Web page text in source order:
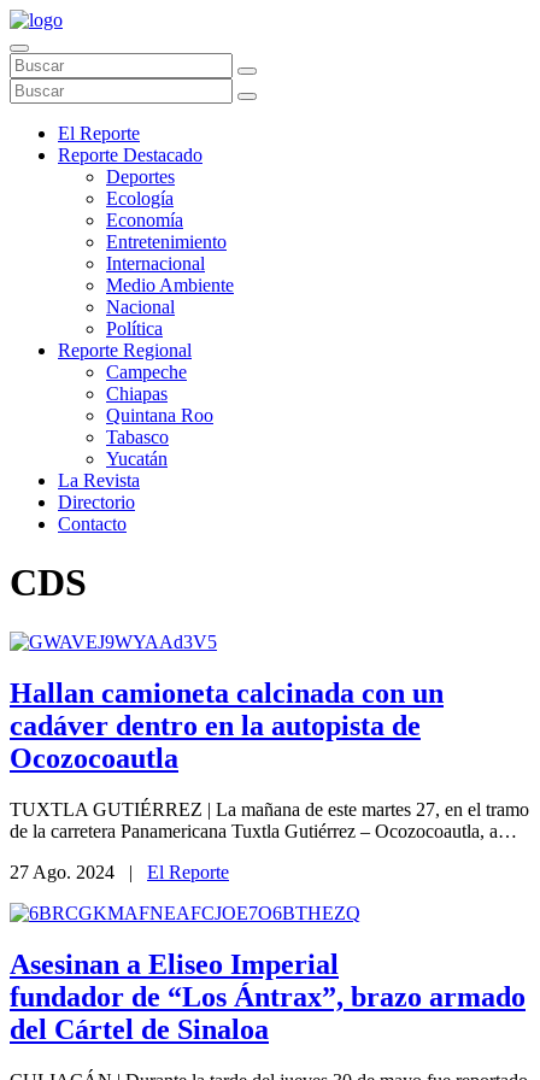
El Reporte
Reporte Destacado
Deportes
Ecología
Economía
Entretenimiento
Internacional
Medio Ambiente
Nacional
Política
Reporte Regional
Campeche
Chiapas
Quintana Roo
Tabasco
Yucatán
La Revista
Directorio
Contacto
CDS
Hallan camioneta calcinada con un
cadáver dentro en la autopista de
Ocozocoautla
TUXTLA GUTIÉRREZ | La mañana de este martes 27, en el tramo
de la carretera Panamericana Tuxtla Gutiérrez – Ocozocoautla, a…
27 Ago. 2024 | El Reporte
Asesinan a Eliseo Imperial
fundador de “Los Ántrax”, brazo armado
del Cártel de Sinaloa